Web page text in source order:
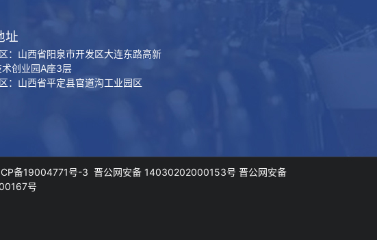
址
：山西省阳泉市开发区大连东路高新
术创业园A座3层
：山西省平定县官道沟工业园区
备19004771号-3 晋公网安备 14030202000153号 晋公网安备
号